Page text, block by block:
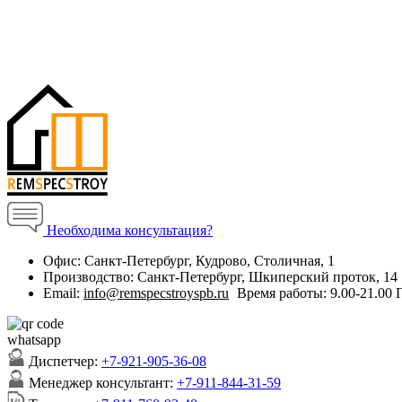
Необходима консультация?
Офис: Санкт-Петербург, Кудрово, Столичная, 1
Производство: Санкт-Петербург, Шкиперский проток, 14
Email: info@remspecstroyspb.ru Время работы: 9.00-
Диспетчер: +7-921-905-36-08
Менеджер консультант: +7-911-844-31-59